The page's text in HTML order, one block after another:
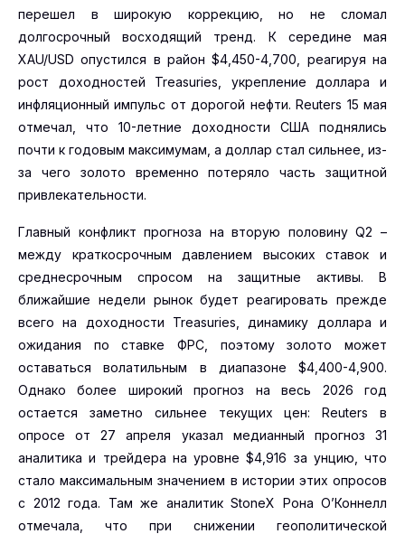
перешел в широкую коррекцию, но не сломал
долгосрочный восходящий тренд. К середине мая
XAU/USD опустился в район $4,450-4,700, реагируя на
рост доходностей Treasuries, укрепление доллара и
инфляционный импульс от дорогой нефти. Reuters 15 мая
отмечал, что 10-летние доходности США поднялись
почти к годовым максимумам, а доллар стал сильнее, из-
за чего золото временно потеряло часть защитной
привлекательности.
Главный конфликт прогноза на вторую половину Q2 –
между краткосрочным давлением высоких ставок и
среднесрочным спросом на защитные активы. В
ближайшие недели рынок будет реагировать прежде
всего на доходности Treasuries, динамику доллара и
ожидания по ставке ФРС, поэтому золото может
оставаться волатильным в диапазоне $4,400-4,900.
Однако более широкий прогноз на весь 2026 год
остается заметно сильнее текущих цен: Reuters в
опросе от 27 апреля указал медианный прогноз 31
аналитика и трейдера на уровне $4,916 за унцию, что
стало максимальным значением в истории этих опросов
с 2012 года. Там же аналитик StoneX Рона О’Коннелл
отмечала, что при снижении геополитической